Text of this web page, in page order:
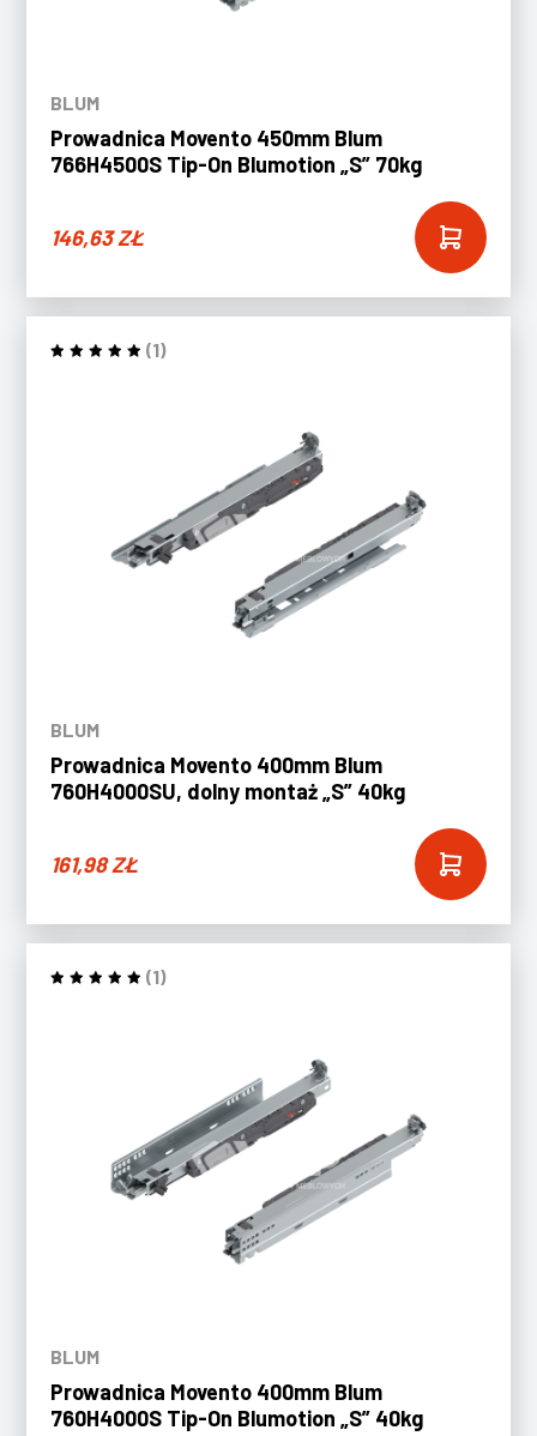
BLUM
Prowadnica Movento 450mm Blum
766H4500S Tip-On Blumotion „S” 70kg
146,63ZŁ
(1)
BLUM
Prowadnica Movento 400mm Blum
760H4000SU, dolny montaż „S” 40kg
161,98ZŁ
(1)
BLUM
Prowadnica Movento 400mm Blum
760H4000S Tip-On Blumotion „S” 40kg